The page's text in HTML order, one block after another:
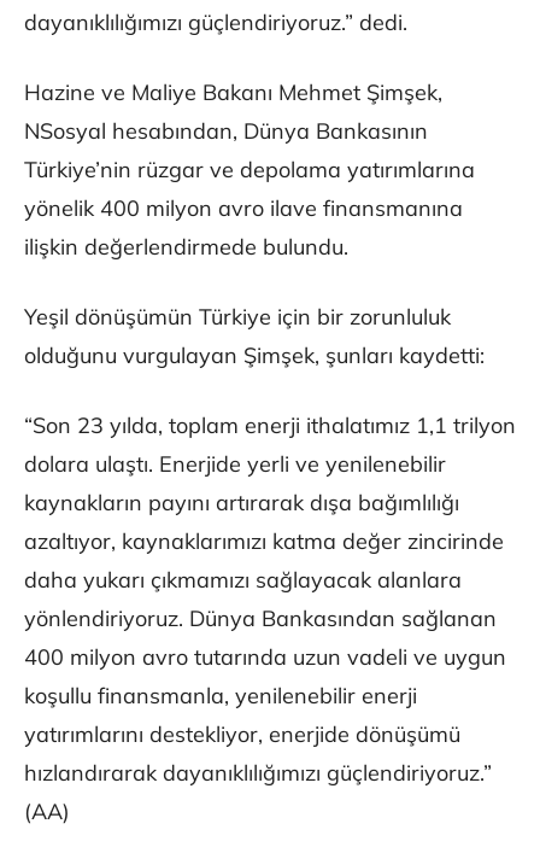
dayanıklılığımızı güçlendiriyoruz.” dedi.
Hazine ve Maliye Bakanı Mehmet Şimşek,
NSosyal hesabından, Dünya Bankasının
Türkiye’nin rüzgar ve depolama yatırımlarına
yönelik 400 milyon avro ilave finansmanına
ilişkin değerlendirmede bulundu.
Yeşil dönüşümün Türkiye için bir zorunluluk
olduğunu vurgulayan Şimşek, şunları kaydetti:
“Son 23 yılda, toplam enerji ithalatımız 1,1 trilyon
dolara ulaştı. Enerjide yerli ve yenilenebilir
kaynakların payını artırarak dışa bağımlılığı
azaltıyor, kaynaklarımızı katma değer zincirinde
daha yukarı çıkmamızı sağlayacak alanlara
yönlendiriyoruz. Dünya Bankasından sağlanan
400 milyon avro tutarında uzun vadeli ve uygun
koşullu finansmanla, yenilenebilir enerji
yatırımlarını destekliyor, enerjide dönüşümü
hızlandırarak dayanıklılığımızı güçlendiriyoruz.”
(AA)